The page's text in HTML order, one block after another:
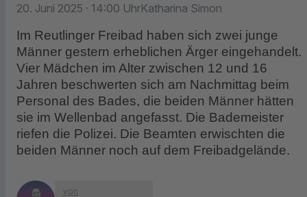
20. Juni 2025 · 14:00 UhrKatharina Simon
Im Reutlinger Freibad haben sich zwei junge
Männer gestern erheblichen Ärger eingehandelt.
Vier Mädchen im Alter zwischen 12 und 16
Jahren beschwerten sich am Nachmittag beim
Personal des Bades, die beiden Männer hätten
sie im Wellenbad angefasst. Die Bademeister
riefen die Polizei. Die Beamten erwischten die
beiden Männer noch auf dem Freibadgelände.
von